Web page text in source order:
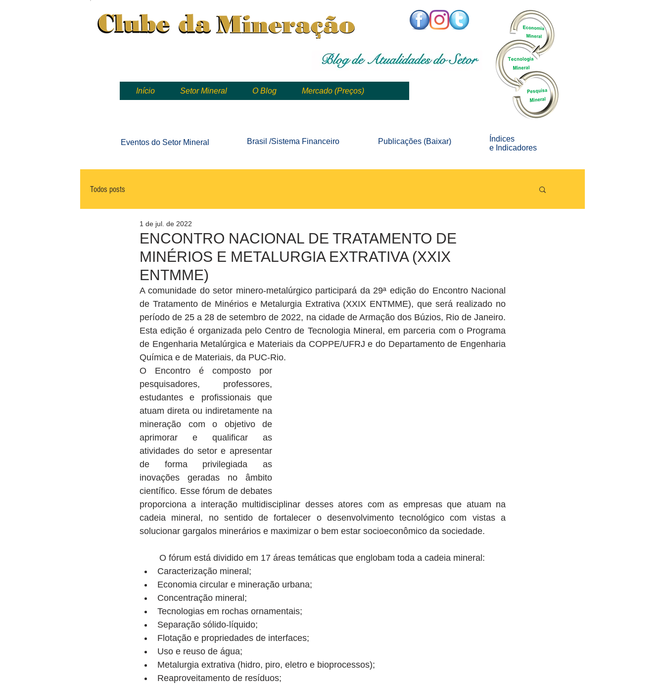
Início Setor Mineral O Blog Mercado (Preços)
Eventos do Setor Mineral Brasil /Sistema Financeiro Publicações (Baixar)
Índices
e Indicadores
Todos posts
ENCONTRO NACIONAL DE TRATAMENTO DE
MINÉRIOS E METALURGIA EXTRATIVA (XXIX
ENTMME)
1 de jul. de 2022
A comunidade do setor minero-metalúrgico participará da 29ª edição do Encontro Nacional
de Tratamento de Minérios e Metalurgia Extrativa (XXIX ENTMME), que será realizado no
período de 25 a 28 de setembro de 2022, na cidade de Armação dos Búzios, Rio de Janeiro.
Esta edição é organizada pelo Centro de Tecnologia Mineral, em parceria com o Programa
de Engenharia Metalúrgica e Materiais da COPPE/UFRJ e do Departamento de Engenharia
Química e de Materiais, da PUC-Rio.
O Encontro é composto por
pesquisadores, professores,
estudantes e profissionais que
atuam direta ou indiretamente na
mineração com o objetivo de
aprimorar e qualificar as
atividades do setor e apresentar
de forma privilegiada as
inovações geradas no âmbito
científico. Esse fórum de debates
proporciona a interação multidisciplinar desses atores com as empresas que atuam na
cadeia mineral, no sentido de fortalecer o desenvolvimento tecnológico com vistas a
solucionar gargalos minerários e maximizar o bem estar socioeconômico da sociedade.
	O fórum está dividido em 17 áreas temáticas que englobam toda a cadeia mineral:
Caracterização mineral;
Economia circular e mineração urbana;
Concentração mineral;
Tecnologias em rochas ornamentais;
Separação sólido-líquido;
Flotação e propriedades de interfaces;
Uso e reuso de água;
Metalurgia extrativa (hidro, piro, eletro e bioprocessos);
Reaproveitamento de resíduos;